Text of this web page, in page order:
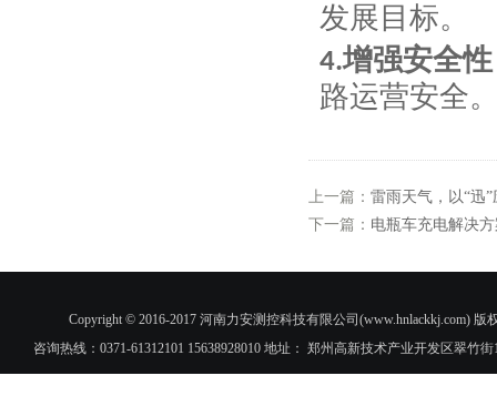
发展目标。
4.增强安全性
路运营安全
上一篇： 雷雨天气，以“迅
下一篇： 电瓶车充电解决
Copyright © 2016-2017 河南力安测控科技有限公司(www.hnlackkj.com)
咨询热线：0371-61312101 15638928010 地址： 郑州高新技术产业开发区翠竹